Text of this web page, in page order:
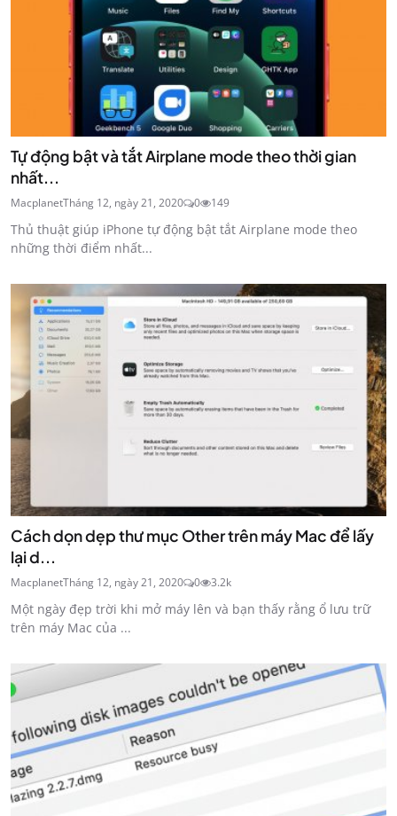
Tự động bật và tắt Airplane mode theo thời gian
nhất...
MacplanetTháng 12, ngày 21, 2020 0 149
Thủ thuật giúp iPhone tự động bật tắt Airplane mode theo
những thời điểm nhất...
Cách dọn dẹp thư mục Other trên máy Mac để lấy
lại d...
MacplanetTháng 12, ngày 21, 2020 0 3.2k
Một ngày đẹp trời khi mở máy lên và bạn thấy rằng ổ lưu trữ
trên máy Mac của ...